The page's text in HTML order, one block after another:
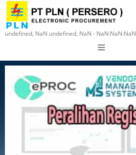
undefined, NaN undefined, NaN - NaN:NaN:NaN